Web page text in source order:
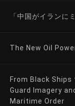
「中国がイランに
The New Oil
From Black
Guard Imagery
Maritime Order